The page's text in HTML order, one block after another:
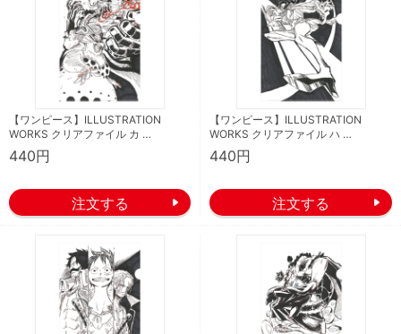
【ワンピース】ILLUSTRATION
WORKS クリアファイル カ …
440円
【ワンピース】ILLUSTRATION
WORKS クリアファイル ハ …
440円